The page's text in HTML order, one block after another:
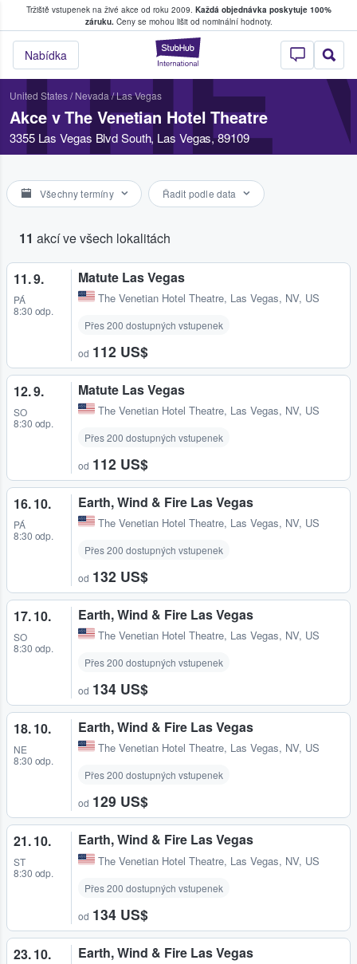
Tržiště vstupenek na živé akce od roku 2009. Každá objednávka poskytuje 100%
záruku.Ceny se mohou lišit od nominální hodnoty.
StubHub –
Nabídka
kde fanoušci kupují a prodávají vstupenky
United States/ Nevada /Las Vegas
Akce v The Venetian Hotel Theatre
3355 Las Vegas Blvd South, Las Vegas, 89109
Všechny termíny Řadit podle data
11 akcí ve všech lokalitách
11. 9.
PÁ
8:30 odp.
Matute Las Vegas
The Venetian Hotel Theatre, Las Vegas, NV, US
Přes 200 dostupných vstupenek
od 112 US$
12. 9.
SO
8:30 odp.
Matute Las Vegas
The Venetian Hotel Theatre, Las Vegas, NV, US
Přes 200 dostupných vstupenek
od 112 US$
16. 10.
PÁ
8:30 odp.
Earth, Wind & Fire Las Vegas
The Venetian Hotel Theatre, Las Vegas, NV, US
Přes 200 dostupných vstupenek
od 132 US$
17. 10.
SO
8:30 odp.
Earth, Wind & Fire Las Vegas
The Venetian Hotel Theatre, Las Vegas, NV, US
Přes 200 dostupných vstupenek
od 134 US$
18. 10.
NE
8:30 odp.
Earth, Wind & Fire Las Vegas
The Venetian Hotel Theatre, Las Vegas, NV, US
Přes 200 dostupných vstupenek
od 129 US$
21. 10.
ST
8:30 odp.
Earth, Wind & Fire Las Vegas
The Venetian Hotel Theatre, Las Vegas, NV, US
Přes 200 dostupných vstupenek
od 134 US$
23. 10. Earth, Wind & Fire Las Vegas